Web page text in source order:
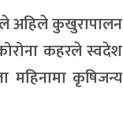
अहिले कुखुरापालन
कहरले स्वदेश
महिनामा कृषिजन्य